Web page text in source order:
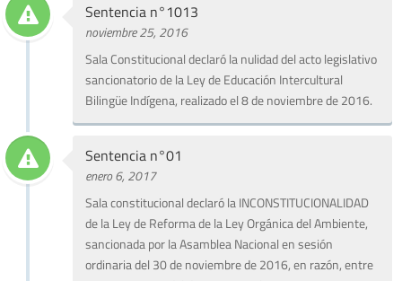
Sentencia n°1013
noviembre 25, 2016
Sala Constitucional declaró la nulidad del acto legislativo
sancionatorio de la Ley de Educación Intercultural
Bilingüe Indígena, realizado el 8 de noviembre de 2016.
Sentencia n°01
enero 6, 2017
Sala constitucional declaró la INCONSTITUCIONALIDAD
de la Ley de Reforma de la Ley Orgánica del Ambiente,
sancionada por la Asamblea Nacional en sesión
ordinaria del 30 de noviembre de 2016, en razón, entre